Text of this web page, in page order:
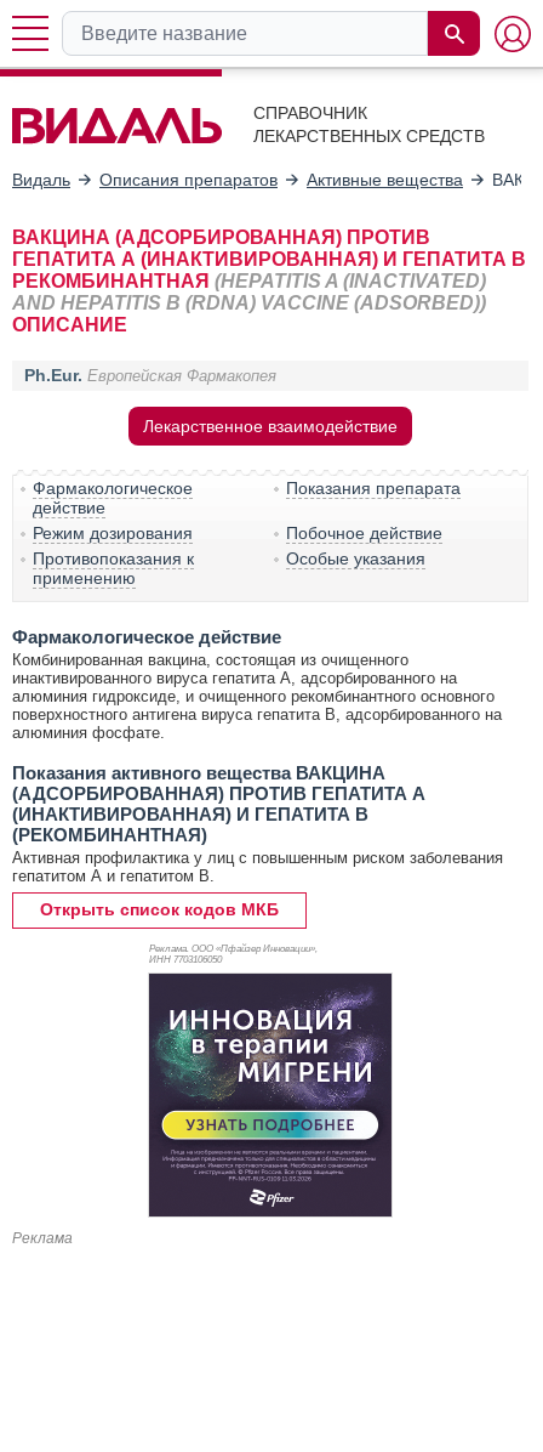
СПРАВОЧНИК
ЛЕКАРСТВЕННЫХ СРЕДСТВ
Видаль Описания препаратов Активные вещества
ВАКЦИНА (АДСОРБИРОВАННАЯ) ПРОТИВ
ГЕПАТИТА А (ИНАКТИВИРОВАННАЯ) И ГЕПАТИТА В
РЕКОМБИНАНТНАЯ (HEPATITIS A (INACTIVATED)
AND HEPATITIS B (RDNA) VACCINE (ADSORBED))
ОПИСАНИЕ
Ph.Eur. Европейская Фармакопея
Лекарственное взаимодействие
Фармакологическое
действие
Показания препарата
Режим дозирования
Побочное действие
Противопоказания к
применению
Особые указания
Фармакологическое действие
Комбинированная вакцина, состоящая из очищенного
инактивированного вируса гепатита A, адсорбированного на
алюминия гидроксиде, и очищенного рекомбинантного основного
поверхностного антигена вируса гепатита B, адсорбированного на
алюминия фосфате.
Показания активного вещества ВАКЦИНА
(АДСОРБИРОВАННАЯ) ПРОТИВ ГЕПАТИТА A
(ИНАКТИВИРОВАННАЯ) И ГЕПАТИТА B
(РЕКОМБИНАНТНАЯ)
Активная профилактика у лиц с повышенным риском заболевания
гепатитом А и гепатитом B.
Открыть список кодов МКБ
Реклама. ООО «Пфайзер Инновации»,
ИНН 7703106050
Реклама